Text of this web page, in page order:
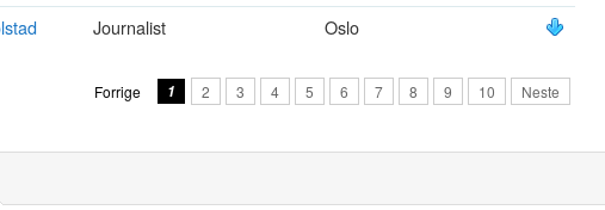
Journalist Oslo
Forrige 1 2 3 4 5 6 7 8 9 10 Neste